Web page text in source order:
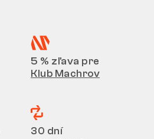
5 % zľava pre
Klub Machrov
30 dní